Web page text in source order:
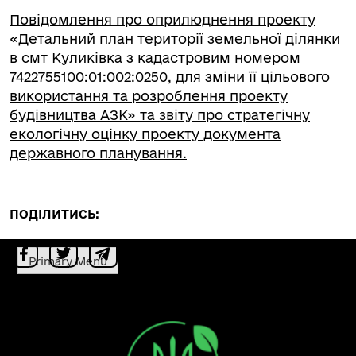
Повідомлення про оприлюднення проекту
«Детальний план території земельної ділянки
в смт Куликівка з кадастровим номером
7422755100:01:002:0250, для зміни її цільового
використання та розроблення проекту
будівництва АЗК» та звіту про стратегічну
екологічну оцінку проекту документа
державного планування.
ПОДІЛИТИСЬ:
Primary Menu